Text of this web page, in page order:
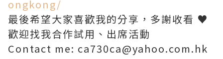
ongkong/
最後希望大家喜歡我的分享，多謝收看 ♥
歡迎找我合作試用、出席活動
Contact me: ca730ca@yahoo.com.hk